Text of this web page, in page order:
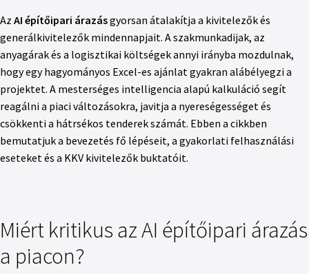
Az AI építőipari árazásgyorsan átalakítja a kivitelezők és
generálkivitelezők mindennapjait. A szakmunkadijak, az
anyagárak és a logisztikai költségek annyi irányba mozdulnak,
hogy egy hagyományos Excel-es ajánlat gyakran alábélyegzi a
projektet. A mesterséges intelligencia alapú kalkuláció segít
reagálni a piaci változásokra, javitja a nyereségességet és
csökkenti a hátrsékos tenderek számát. Ebben a cikkben
bemutatjuk a bevezetés fő lépéseit, a gyakorlati felhasználási
eseteket és a KKV kivitelezők buktatóit.
Miért kritikus az AI építőipari árazás
a piacon?